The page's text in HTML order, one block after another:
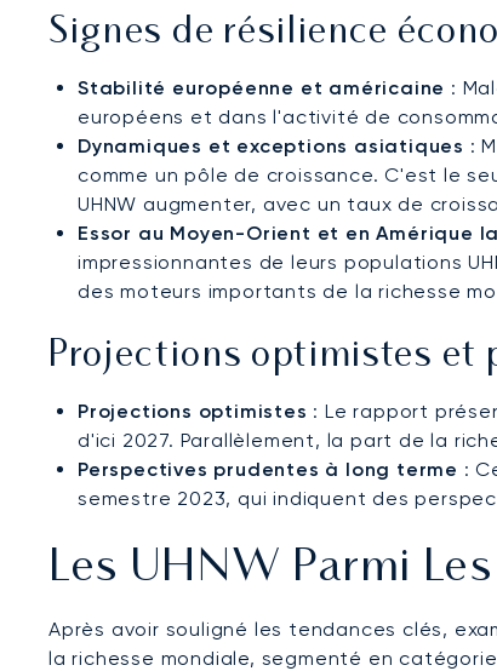
Signes de résilience
Stabilité européenne et américaine :
européens et dans l'activité de
Dynamiques et exceptions asiatiques :
comme un pôle de croissance. C'est le
UHNW augmenter, avec un taux de
Essor au Moyen-Orient et en Amérique
impressionnantes de leurs populations
des moteurs importants de la richesse
Projections optimistes et
Projections optimistes : Le rapport
d'ici 2027. Parallèlement, la part de la
Perspectives prudentes à long terme :
semestre 2023, qui indiquent des
Les UHNW Parmi
Après avoir souligné les tendances clés,
la richesse mondiale, segmenté en